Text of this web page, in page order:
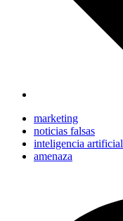
marketing
noticias falsas
inteligencia artificial
amenaza